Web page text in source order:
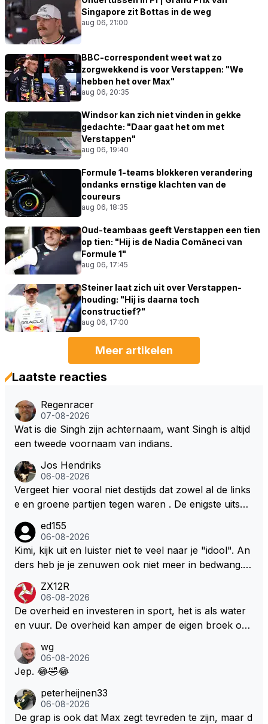
Singapore zit Bottas in de weg
aug 06, 21:00
BBC-correspondent weet wat zo
zorgwekkend is voor Verstappen: "We
hebben het over Max"
aug 06, 20:35
Windsor kan zich niet vinden in gekke
gedachte: "Daar gaat het om met
Verstappen"
aug 06, 19:40
Formule 1-teams blokkeren verandering
ondanks ernstige klachten van de
coureurs
aug 06, 18:35
Oud-teambaas geeft Verstappen een tien
op tien: "Hij is de Nadia Comăneci van
Formule 1"
aug 06, 17:45
Steiner laat zich uit over Verstappen-
houding: "Hij is daarna toch
constructief?"
aug 06, 17:00
Meer artikelen
Laatste reacties
Regenracer
07-08-2026
Wat is die Singh zijn achternaam, want Singh is altijd
een tweede voornaam van indians.
Jos Hendriks
06-08-2026
Vergeet hier vooral niet destijds dat zowel al de links
e en groene partijen tegen waren . De enigste uitspr
over dan kunnen ze hun eigen uitlaat gassen inade
men maar niet wetende was dat de F1 motor schone
r is dan een normale auto. Dus denk echt niet dat de
ters zullen steunen laat staan om een euro in het cir
cuit Zandvoort te steken
ed155
06-08-2026
Kimi, kijk uit en luister niet te veel naar je "idool". An
ders heb je je zenuwen ook niet meer in bedwang. Zi
Marquez/Jos ? Veel gezelliger
ZX12R
06-08-2026
De overheid en investeren in sport, het is als water
en vuur. De overheid kan amper de eigen broek oph
s. Je kunt de Staat het best vergelijken met de sherif
f van Nottinghem (Robin Hood) welk achter de bom
m/haar van zijn laatste zuurverdiende stuiver te ber
oven. De Staat heeft nooit ooit maar een stuiver in Z
wg
06-08-2026
Jep. 😂🤣😂
peterheijnen33
06-08-2026
De grap is ook dat Max zegt tevreden te zijn, maar d